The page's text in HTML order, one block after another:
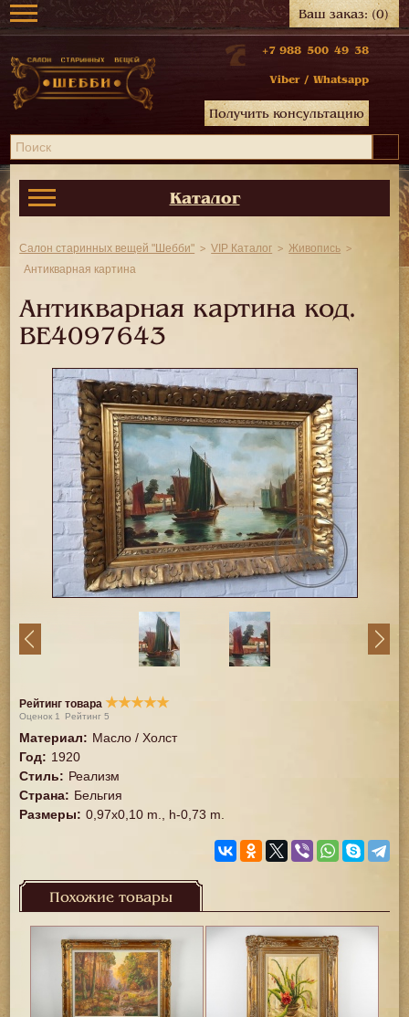
Ваш заказ:(0)
+7 988 500 49 38
Viber / Whatsapp
Получить консультацию
Каталог
Салон старинных вещей "Шебби" VIP Каталог
Живопись
Антикварная картина
Антикварная картина код.
BE4097643
Рейтинг товара ★★★★★
Оценок 1 Рейтинг5
Материал: Масло / Холст
Год: 1920
Стиль: Реализм
Страна: Бельгия
Размеры: 0,97x0,10 m., h-0,73 m.
Похожие товары